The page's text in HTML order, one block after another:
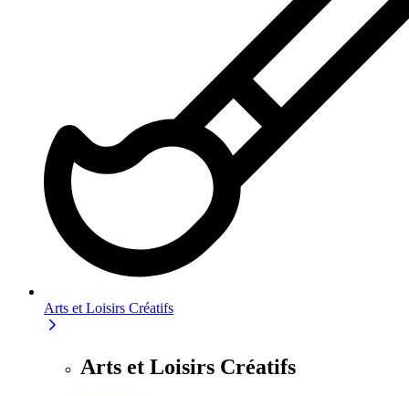
Arts et Loisirs Créatifs
Arts et Loisirs Créatifs